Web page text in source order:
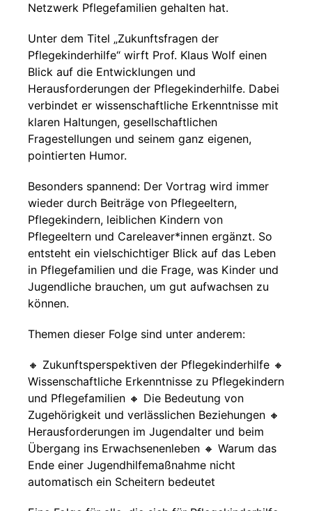
Netzwerk Pflegefamilien gehalten hat.
Unter dem Titel „Zukunftsfragen der
Pflegekinderhilfe“ wirft Prof. Klaus Wolf einen
Blick auf die Entwicklungen und
Herausforderungen der Pflegekinderhilfe. Dabei
verbindet er wissenschaftliche Erkenntnisse mit
klaren Haltungen, gesellschaftlichen
Fragestellungen und seinem ganz eigenen,
pointierten Humor.
Besonders spannend: Der Vortrag wird immer
wieder durch Beiträge von Pflegeeltern,
Pflegekindern, leiblichen Kindern von
Pflegeeltern und Careleaver*innen ergänzt. So
entsteht ein vielschichtiger Blick auf das Leben
in Pflegefamilien und die Frage, was Kinder und
Jugendliche brauchen, um gut aufwachsen zu
können.
Themen dieser Folge sind unter anderem:
🔸 Zukunftsperspektiven der Pflegekinderhilfe 🔸
Wissenschaftliche Erkenntnisse zu Pflegekindern
und Pflegefamilien 🔸 Die Bedeutung von
Zugehörigkeit und verlässlichen Beziehungen 🔸
Herausforderungen im Jugendalter und beim
Übergang ins Erwachsenenleben 🔸 Warum das
Ende einer Jugendhilfemaßnahme nicht
automatisch ein Scheitern bedeutet